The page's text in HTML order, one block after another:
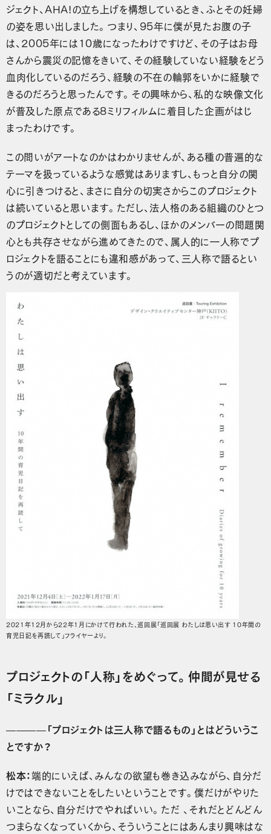
ジェクト、AHA!の立ち上げを構想しているとき、ふとその妊婦
の姿を思い出しました。つまり、95年に僕が見たお腹の子
は、2005年には10歳になったわけですけど、その子はお母
さんから震災の記憶をきいて、その経験していない経験をどう
血肉化しているのだろう、経験の不在の輪郭をいかに経験で
きるのだろうと思ったんです。その興味から、私的な映像文化
が普及した原点である8ミリフィルムに着目した企画がはじ
まったわけです。
この問いがアートなのかはわかりませんが、ある種の普遍的な
テーマを扱っているような感覚はありますし、もっと自分の関
心に引きつけると、まさに自分の切実さからこのプロジェクト
は続いていると思います。ただし、法人格のある組織のひとつ
のプロジェクトとしての側面もあるし、ほかのメンバーの問題関
心とも共存させながら進めてきたので、属人的に一人称でプ
ロジェクトを語ることにも違和感があって、三人称で語るとい
うのが適切だと考えています。
2021年12月から22年1月にかけて行われた、巡回展「巡回展 わたしは思い出す 10年間の
育児日記を再読して」フライヤーより。
プロジェクトの「人称」をめぐって。仲間が見せる
「ミラクル」
————「プロジェクトは三人称で語るもの」とはどういうこ
とですか？
松本：端的にいえば、みんなの欲望も巻き込みながら、自分だ
けではできないことをしたいということです。僕だけがやりた
いことなら、自分だけでやればいい。ただ 、それだとどんどん
つまらなくなっていくから、そういうことにはあんまり興味はな